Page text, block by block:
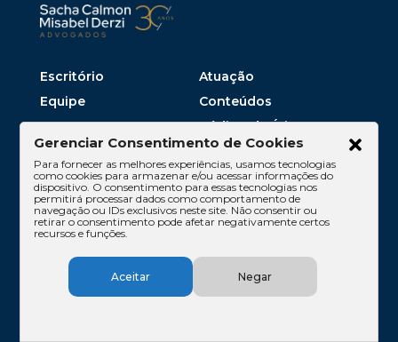
Escritório
Atuação
Equipe
Conteúdos
Contato
Código de Ética
Gerenciar Consentimento de Cookies
Para fornecer as melhores experiências, usamos tecnologias
como cookies para armazenar e/ou acessar informações do
dispositivo. O consentimento para essas tecnologias nos
permitirá processar dados como comportamento de
navegação ou IDs exclusivos neste site. Não consentir ou
retirar o consentimento pode afetar negativamente certos
recursos e funções.
Aceitar Negar